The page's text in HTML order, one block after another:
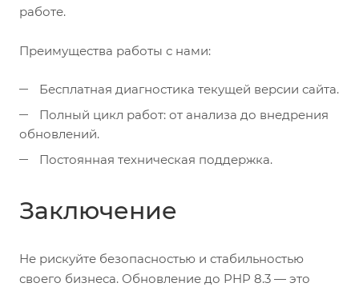
работе.
Преимущества работы с нами:
Бесплатная диагностика текущей версии сайта.
Полный цикл работ: от анализа до внедрения
обновлений.
Постоянная техническая поддержка.
Заключение
Не рискуйте безопасностью и стабильностью
своего бизнеса. Обновление до PHP 8.3 — это